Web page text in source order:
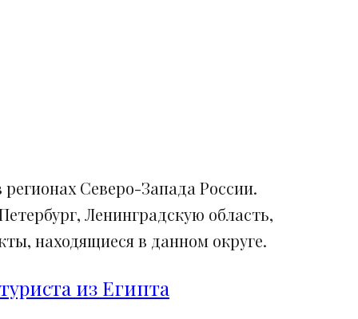
Северо-Запада России.
Ленинградскую область,
находящиеся в данном округе.
из Египта